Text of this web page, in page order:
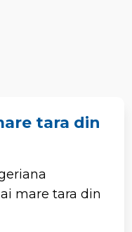
tara din
mare tara din